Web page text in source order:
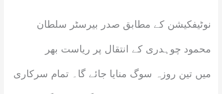
نوٹیفکیشن کے مطابق صدر بیرسٹر سلطان
محمود چوہدری کے انتقال پر ریاست بھر
میں تین روزہ سوگ منایا جائے گا۔ تمام سرکاری